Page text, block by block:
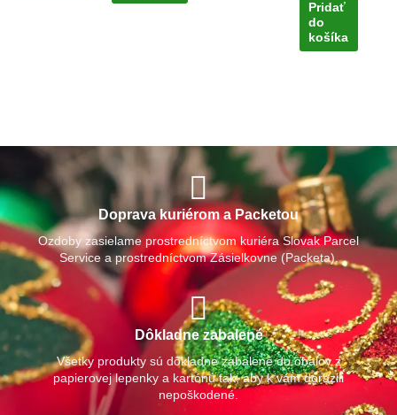
Pridať
do
košíka
Doprava kuriérom a Packetou
Ozdoby zasielame prostredníctvom kuriéra Slovak Parcel
Service a prostredníctvom Zásielkovne (Packeta).
Dôkladne zabalené
Všetky produkty sú dôkladne zabalené do obalov z
papierovej lepenky a kartónu tak, aby k vám dorazili
nepoškodené.